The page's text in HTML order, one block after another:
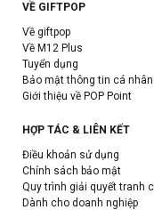
VỀ GIFTPOP
Về giftpop
Về M12 Plus
Tuyển dụng
Bảo mật thông tin cá nhân
Giới thiệu về POP Point
HỢP TÁC & LIÊN KẾT
Điều khoản sử dụng
Chính sách bảo mật
Quy trình giải quyết tranh
Dành cho doanh nghiệp